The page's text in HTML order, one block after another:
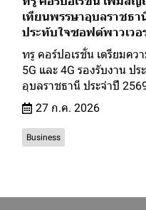
เทียนพรรษาอุบลราชธ
ประทับใจซอฟต์พาวเวอ
ทรู คอร์ปอเรชั่น เตรียมคว
5G และ 4G รองรับงาน ป
อุบลราชธานี ประจำปี
27 ก.ค. 2026
Business